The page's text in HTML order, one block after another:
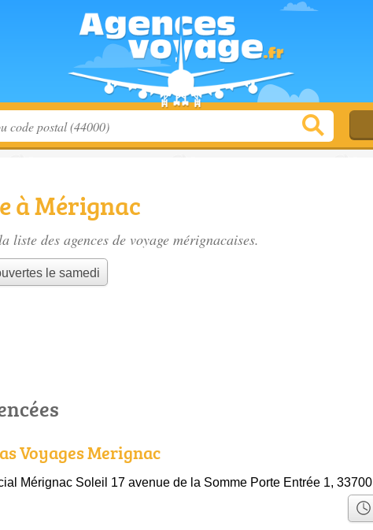
à Mérignac
liste des agences de voyage mérignacaises.
le samedi
Voyages Merignac
Mérignac Soleil 17 avenue de la Somme Porte Entrée 1, 33700